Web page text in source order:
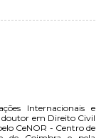
Internacionais e
doutor em Direito Civil
CeNOR - Centro de